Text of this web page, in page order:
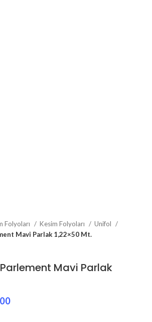
Folyoları Kesim Folyoları
Unifol
Mavi Parlak 1,22×50 Mt.
Mavi Parlak